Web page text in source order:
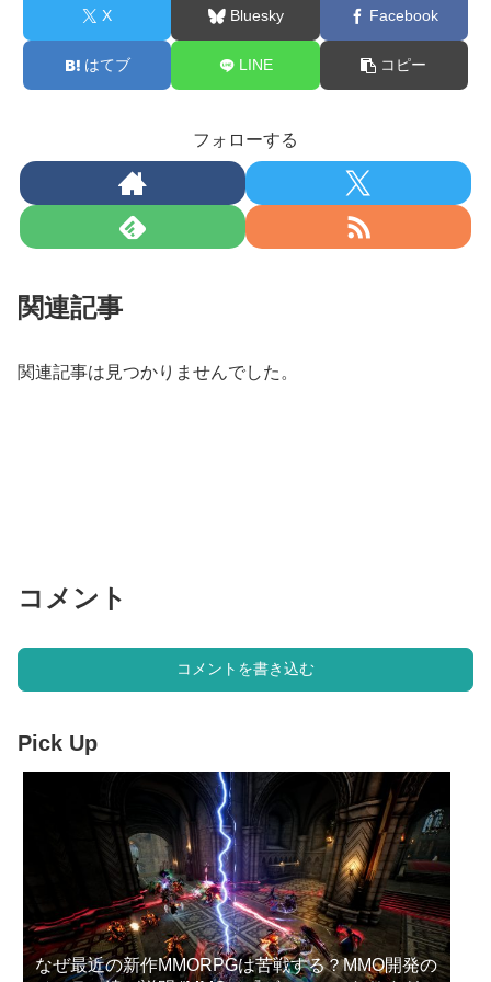
X Bluesky Facebook
はてブ LINE コピー
フォローする
関連記事
関連記事は見つかりませんでした。
コメント
コメントを書き込む
Pick Up
なぜ最近の新作MMORPGは苦戦する？MMO開発の